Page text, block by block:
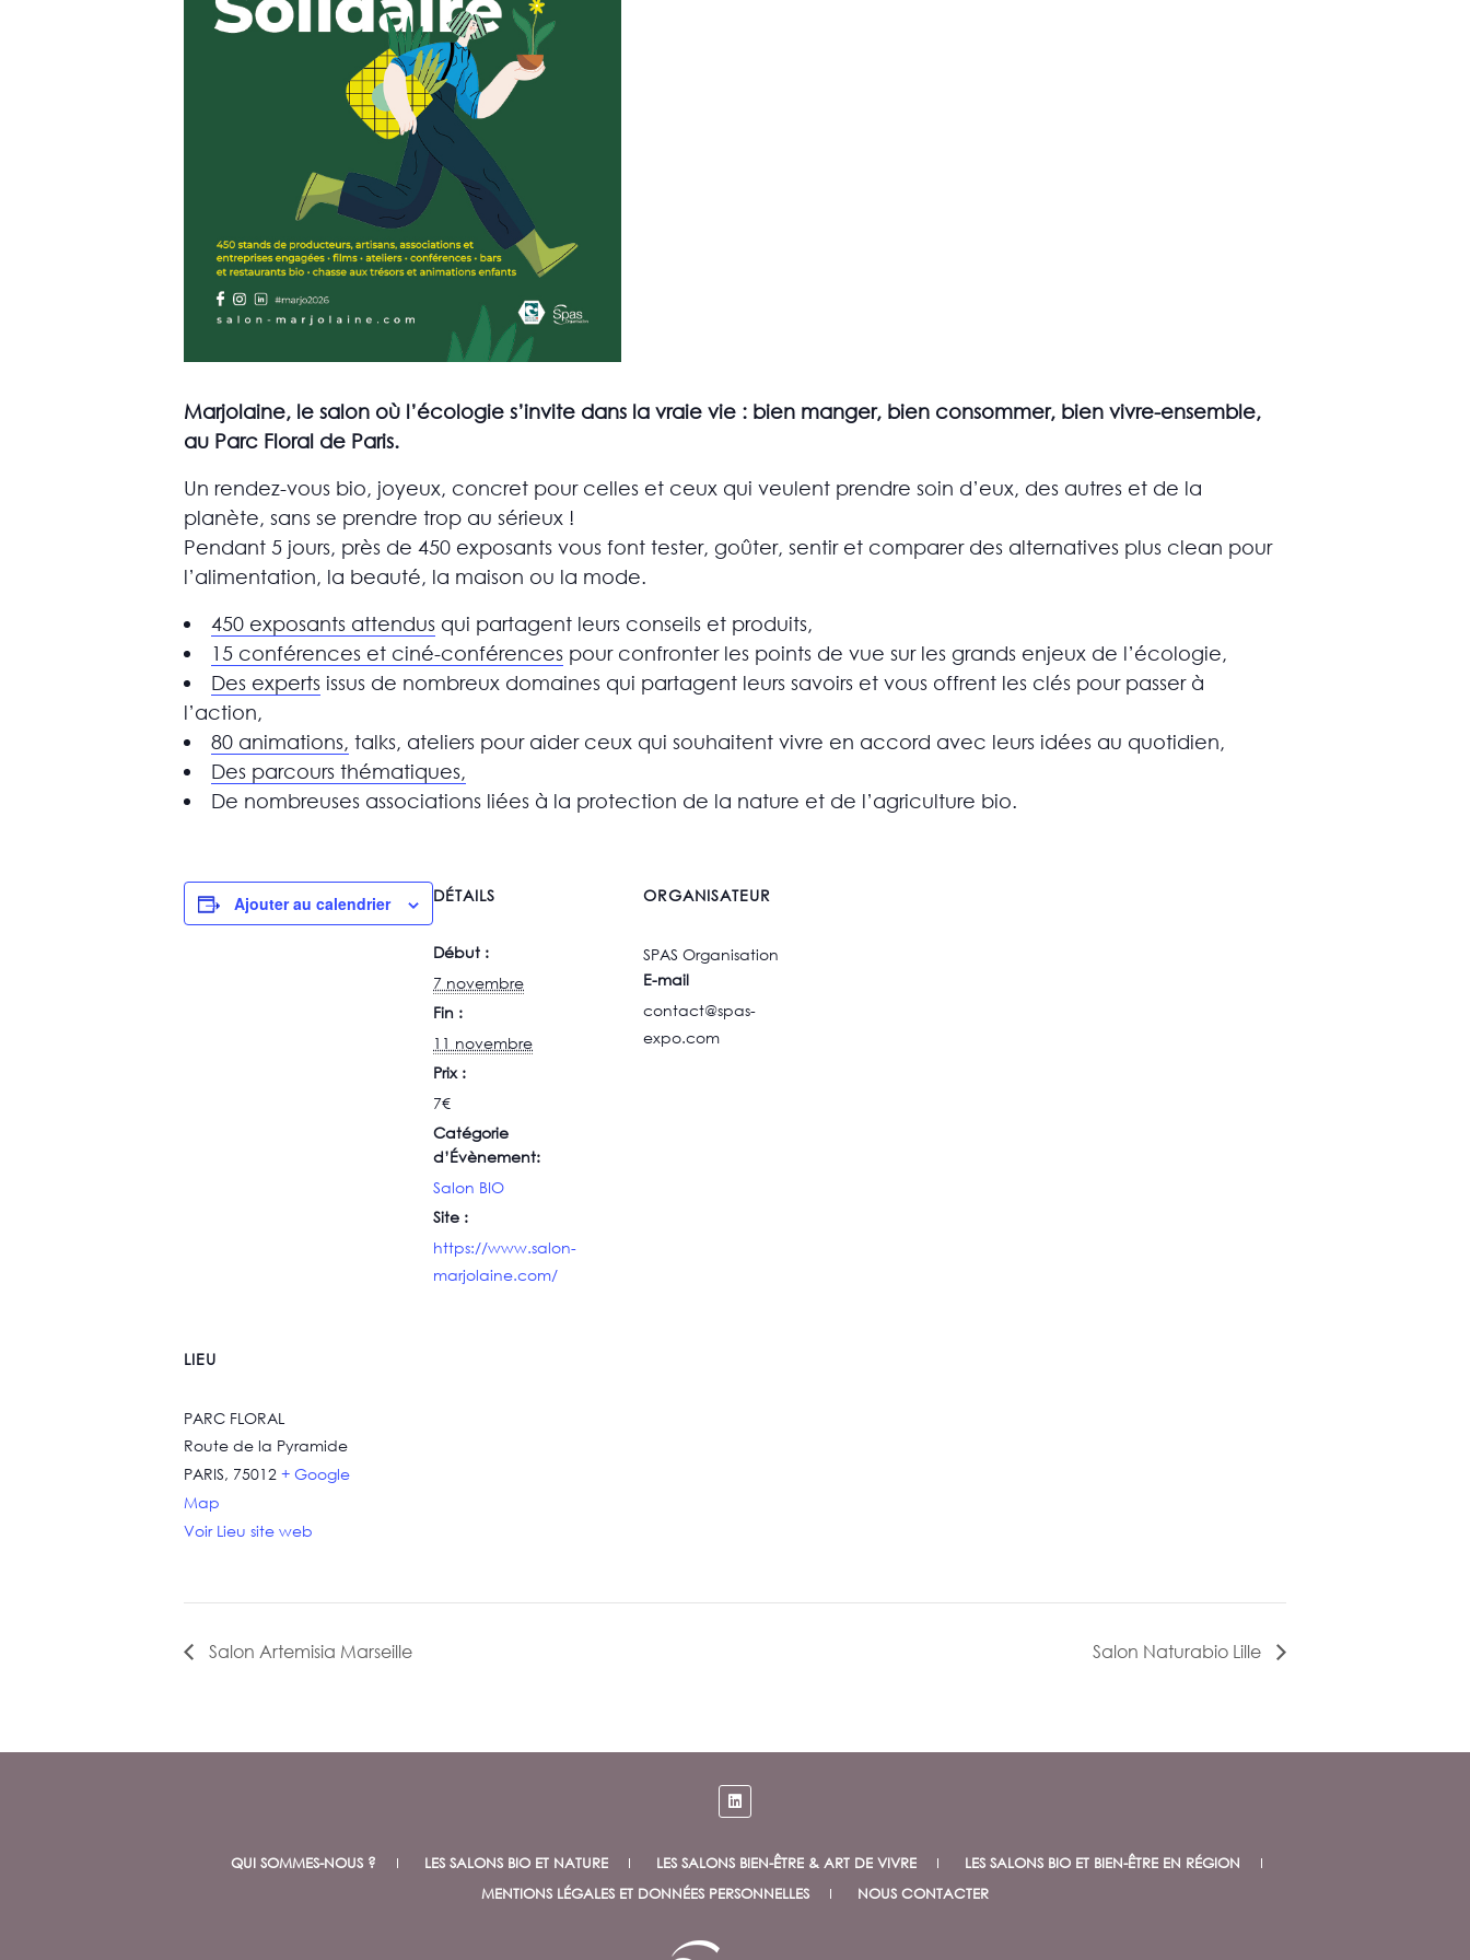
Marjolaine, le salon où l’écologie s’invite dans la vraie vie : bien manger, bien consommer, bien vivre-ensemble,
au Parc Floral de Paris.
Un rendez-vous bio, joyeux, concret pour celles et ceux qui veulent prendre soin d’eux, des autres et de la
planète, sans se prendre trop au sérieux !
Pendant 5 jours, près de 450 exposants vous font tester, goûter, sentir et comparer des alternatives plus clean pour
l’alimentation, la beauté, la maison ou la mode.
450 exposants attendus qui partagent leurs conseils et produits,
15 conférences et ciné-conférences pour confronter les points de vue sur les grands enjeux de l’écologie,
Des experts issus de nombreux domaines qui partagent leurs savoirs et vous offrent les clés pour passer à
l’action,
80 animations, talks, ateliers pour aider ceux qui souhaitent vivre en accord avec leurs idées au quotidien,
Des parcours thématiques,
De nombreuses associations liées à la protection de la nature et de l’agriculture bio.
Ajouter au calendrier DÉTAILS
Début :
7 novembre
Fin :
11 novembre
Prix :
7€
Catégorie
d’Évènement:
Salon BIO
Site :
https://www.salon-
marjolaine.com/
ORGANISATEUR
SPAS Organisation
E-mail
contact@spas-
expo.com
LIEU
PARC FLORAL
Route de la Pyramide
PARIS, 75012 + Google
Map
Voir Lieu site web
Salon Artemisia Marseille Salon Naturabio Lille
QUI SOMMES-NOUS ? LES SALONS BIO ET NATURE LES SALONS BIEN-ÊTRE & ART DE VIVRE
LES SALONS BIO ET BIEN-ÊTRE EN RÉGION
MENTIONS LÉGALES ET DONNÉES PERSONNELLES
NOUS CONTACTER